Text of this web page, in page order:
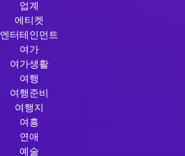
업계
에티켓
엔터테인먼트
여가
여가생활
여행
여행준비
여행지
여흥
연애
예술